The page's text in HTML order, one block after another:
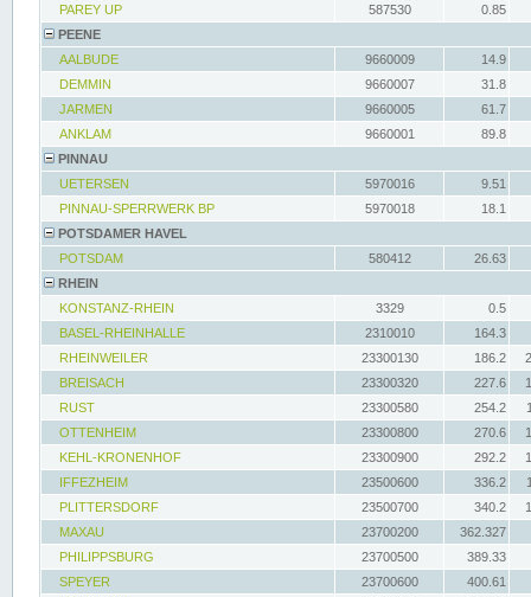
PAREY UP
587530
0.85
PEENE
AALBUDE
9660009
14.9
DEMMIN
9660007
31.8
JARMEN
9660005
61.7
ANKLAM
9660001
89.8
PINNAU
UETERSEN
5970016
9.51
PINNAU-SPERRWERK BP
5970018
18.1
POTSDAMER HAVEL
POTSDAM
580412
26.63
RHEIN
KONSTANZ-RHEIN
3329
0.5
BASEL-RHEINHALLE
2310010
164.3
RHEINWEILER
23300130 186.2
BREISACH
23300320 227.6
RUST
23300580 254.2
OTTENHEIM
23300800 270.6
KEHL-KRONENHOF
23300900 292.2
IFFEZHEIM
23500600 336.2
PLITTERSDORF
23500700 340.2
MAXAU
23700200
362.327
PHILIPPSBURG
23700500
389.33
SPEYER
23700600
400.61